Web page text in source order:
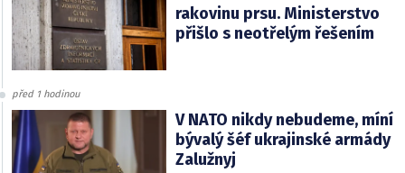
rakovinu prsu. Ministerstvo
přišlo s neotřelým řešením
před 1 hodinou
V NATO nikdy nebudeme, míní
bývalý šéf ukrajinské armády
Zalužnyj